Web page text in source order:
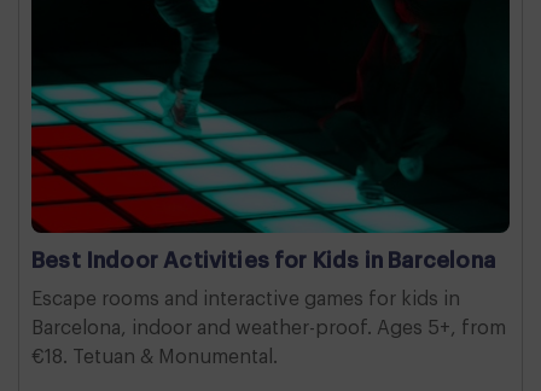
Best Indoor Activities for Kids in Barcelona
Escape rooms and interactive games for kids in
Barcelona, indoor and weather-proof. Ages 5+, from
€18. Tetuan & Monumental.